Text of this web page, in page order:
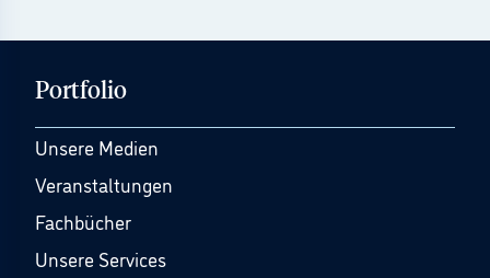
Portfolio
Unsere Medien
Veranstaltungen
Fachbücher
Unsere Services